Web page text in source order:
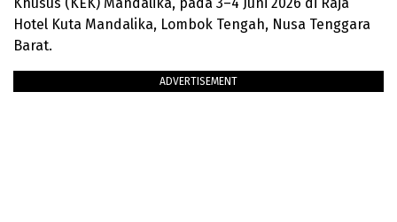
Hotel Kuta Mandalika, Lombok Tengah, Nusa Tenggara
Barat.
ADVERTISEMENT